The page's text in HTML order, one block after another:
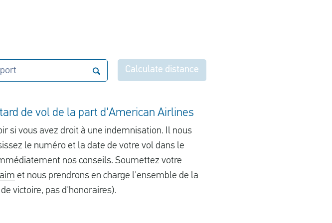
Calculate distance
de vol de la part d'American Airlines
si vous avez droit à une indemnisation. Il nous
le numéro et la date de votre vol dans le
nos conseils. Soumettez votre
et nous prendrons en charge l'ensemble de la
victoire, pas d'honoraires).